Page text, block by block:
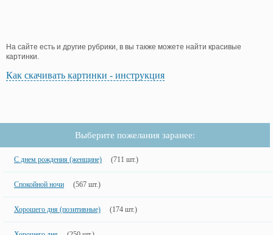
На сайте есть и другие рубрики, в вы также можете найти красивые
картинки.
Как скачивать картинки - инструкция
Выберите пожелания заранее:
С днем рождения (женщине) (711 шт.)
Спокойной ночи (567 шт.)
Хорошего дня (позитивные) (174 шт.)